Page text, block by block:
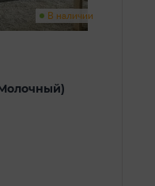
В наличии